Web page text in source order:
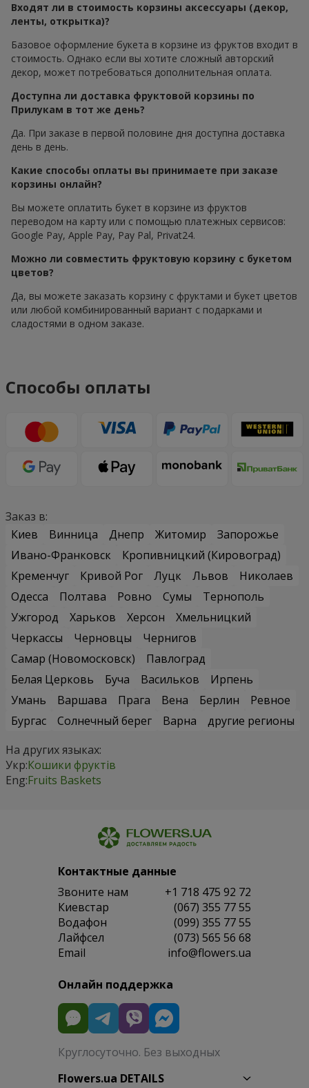
Входят ли в стоимость корзины аксессуары (декор,
ленты, открытка)?
Базовое оформление букета в корзине из фруктов входит в
стоимость. Однако если вы хотите сложный авторский
декор, может потребоваться дополнительная оплата.
Доступна ли доставка фруктовой корзины по
Прилукам в тот же день?
Да. При заказе в первой половине дня доступна доставка
день в день.
Какие способы оплаты вы принимаете при заказе
корзины онлайн?
Вы можете оплатить букет в корзине из фруктов
переводом на карту или с помощью платежных сервисов:
Google Pay, Apple Pay, Pay Pal, Privat24.
Можно ли совместить фруктовую корзину с букетом
цветов?
Да, вы можете заказать корзину с фруктами и букет цветов
или любой комбинированный вариант с подарками и
сладостями в одном заказе.
Способы оплаты
Заказ в:
Киев
Винница Днепр Житомир
Запорожье
Ивано-Франковск
Кропивницкий (Кировоград)
Кременчуг
Кривой Рог Луцк Львов
Николаев
Одесса
Полтава Ровно Сумы
Тернополь
Ужгород
Харьков Херсон
Хмельницкий
Черкассы
Черновцы
Чернигов
Самар (Новомосковск)
Павлоград
Белая Церковь
Буча Васильков
Ирпень
Умань
Варшава Прага Вена Берлин
Ревное
Бургас
Солнечный берег Варна
другие регионы
На других языках:
Укр:Кошики фруктів
Eng:Fruits Baskets
Контактные данные
Звоните нам
+1 718 475 92 72
Киевстар
(067) 355 77 55
Водафон
(099) 355 77 55
Лайфсел
(073) 565 56 68
Email
info@flowers.ua
Онлайн поддержка
Круглосуточно. Без выходных
Flowers.ua DETAILS